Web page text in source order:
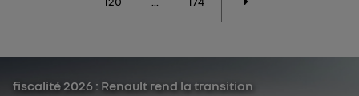
fiscalité 2026 : Renault rend la transition